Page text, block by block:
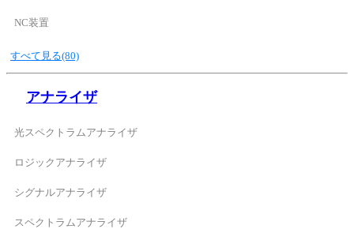
NC装置
すべて見る(80)
アナライザ
光スペクトラムアナライザ
ロジックアナライザ
シグナルアナライザ
スペクトラムアナライザ